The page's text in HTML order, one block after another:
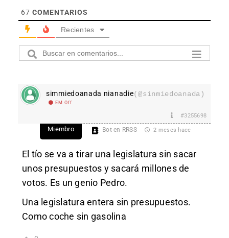
67 COMENTARIOS
Recientes
simmiedoanada nianadie(@sinmiedoanada)
EM Off
#3255698
Miembro Bot en RRSS 2 meses hace
El tío se va a tirar una legislatura sin sacar
unos presupuestos y sacará millones de
votos. Es un genio Pedro.
Una legislatura entera sin presupuestos.
Como coche sin gasolina